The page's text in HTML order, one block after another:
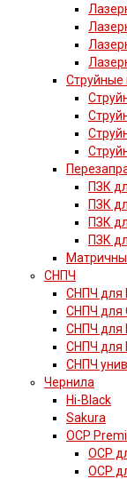
Струйные
ПЗК
ПЗК
ПЗК
ПЗК
СНПЧ
СНПЧ для
СНПЧ для
СНПЧ для
СНПЧ для
СНПЧ
Чернила
Hi-Black
Sakura
OCP
OCP
OCP